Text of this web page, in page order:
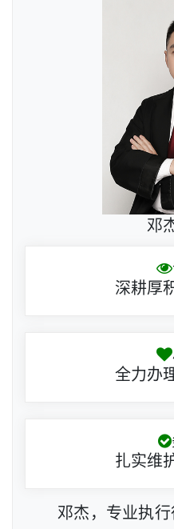
邓
深耕厚
全力办
扎实维
邓杰，专业执行